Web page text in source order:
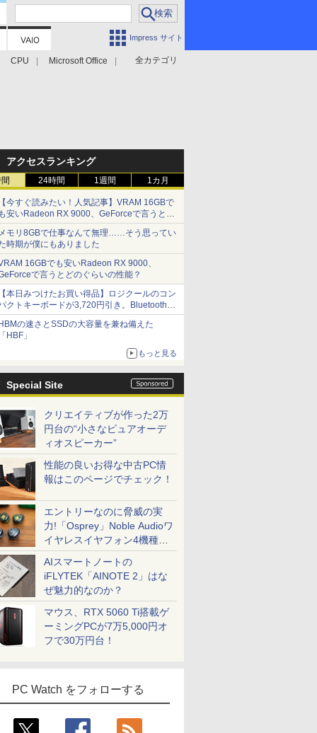
Impress サイト
全カテゴリ
CPU Microsoft Office
アクセスランキング
24時間 1週間 1カ月
今すぐ読みたい！人気記事】VRAM 16GBで
安いRadeon RX 9000、GeForceで言うとど
ぐらいの性能？ - PC Watch
モリ8GBで仕事なんて無理……そう思ってい
時期が僕にもありました
16GBでも安いRadeon RX 9000、
で言うとどのぐらいの性能？
本日みつけたお買い得品】ロジクールのコン
クトキーボードが3,720円引き。Bluetoothで3
接続対応
の速さとSSDの大容量を兼ね備えた
HBF」
もっと見る
Special Site
クリエイティブが作った2万
円台の“小さなピュアオーデ
ィオスピーカー”
性能の良いお得な中古PC情
報はこのページでチェック！
エントリーなのに脅威の実
力!「Osprey」Noble Audioワ
イヤレスイヤフォン4機種を
一気に聴く
AIスマートノートの
iFLYTEK「AINOTE 2」はな
ぜ魅力的なのか？
マウス、RTX 5060 Ti搭載ゲ
ーミングPCが7万5,000円オ
フで30万円台！
PC Watch をフォローする